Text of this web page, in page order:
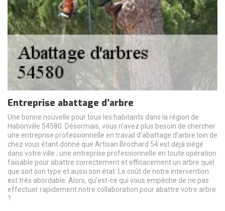
Entreprise abattage d’arbre
Une bonne nouvelle pour tous les habitants dans la région de
Habonville 54580. Désormais, vous n’avez plus besoin de chercher
une entreprise professionnelle en travail d’abattage d’arbre loin de
chez vous étant donné que Artisan Brochard 54 est déjà siégé
dans votre ville ; une entreprise professionnelle en toute opération
faisable pour abattre correctement et efficacement un arbre quel
que soit son type et aussi son état. Le coût de notre intervention
est très abordable. Alors, qu’est-ce qui vous empêche de ne pas
effectuer rapidement notre collaboration pour abattre votre arbre
?